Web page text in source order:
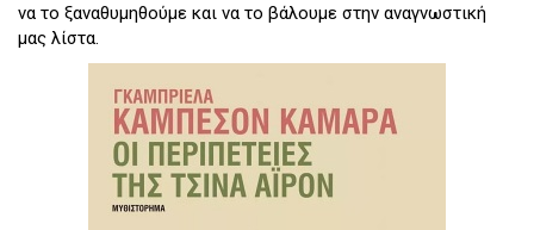
να το ξαναθυμηθούμε και να το βάλουμε στην αναγνωστική
μας λίστα.